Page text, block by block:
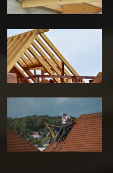
Traitement de
charpente 39
Jura
Urgence fuite
de toiture 39
Jura